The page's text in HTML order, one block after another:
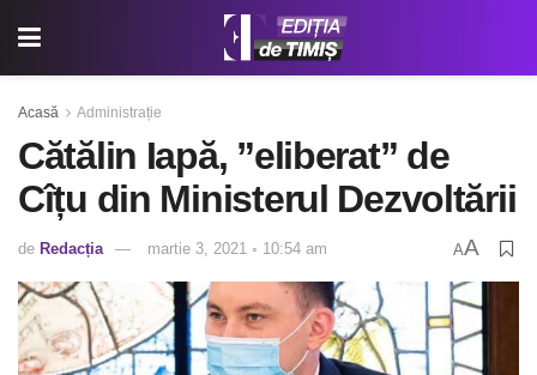
Acasă Administrație
Cătălin Iapă, ”eliberat” de
Cîțu din Ministerul Dezvoltării
de Redacția martie 3, 2021 ◦ 10:54 am AA